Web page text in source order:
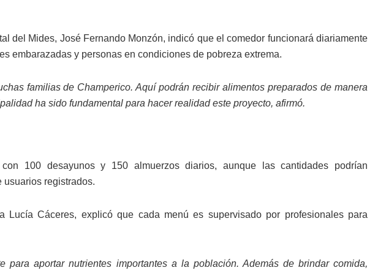
del Mides, José Fernando Monzón, indicó que el comedor funcionará diariamente
embarazadas y personas en condiciones de pobreza extrema.
familias de Champerico. Aquí podrán recibir alimentos preparados de manera
ha sido fundamental para hacer realidad este proyecto, afirmó.
100 desayunos y 150 almuerzos diarios, aunque las cantidades podrían
usuarios registrados.
Lucía Cáceres, explicó que cada menú es supervisado por profesionales para
para aportar nutrientes importantes a la población. Además de brindar comida,